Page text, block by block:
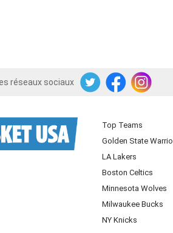
réseaux sociaux
TwitterFacebookInstagram
Top Teams
Golden State
LA Lakers
Boston Celtics
Minnesota Wolves
Milwaukee Bucks
NY Knicks